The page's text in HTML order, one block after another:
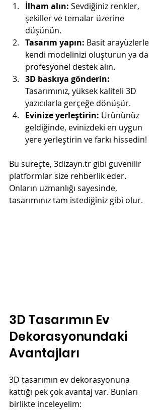
İlham alın: Sevdiğiniz renkler,
şekiller ve temalar üzerine
düşünün.
Tasarım yapın: Basit arayüzlerle
kendi modelinizi oluşturun ya da
profesyonel destek alın.
3D baskıya gönderin:
Tasarımınız, yüksek kaliteli 3D
yazıcılarla gerçeğe dönüşür.
Evinize yerleştirin: Ürününüz
geldiğinde, evinizdeki en uygun
yere yerleştirin ve farkı hissedin!
Bu süreçte, 3dizayn.tr gibi güvenilir
platformlar size rehberlik eder.
Onların uzmanlığı sayesinde,
tasarımınız tam istediğiniz gibi olur.
3D Tasarımın Ev
Dekorasyonundaki
Avantajları
3D tasarımın ev dekorasyonuna
kattığı pek çok avantaj var. Bunları
birlikte inceleyelim: